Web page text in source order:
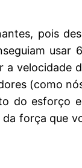
pois
(como
do esforço
força que